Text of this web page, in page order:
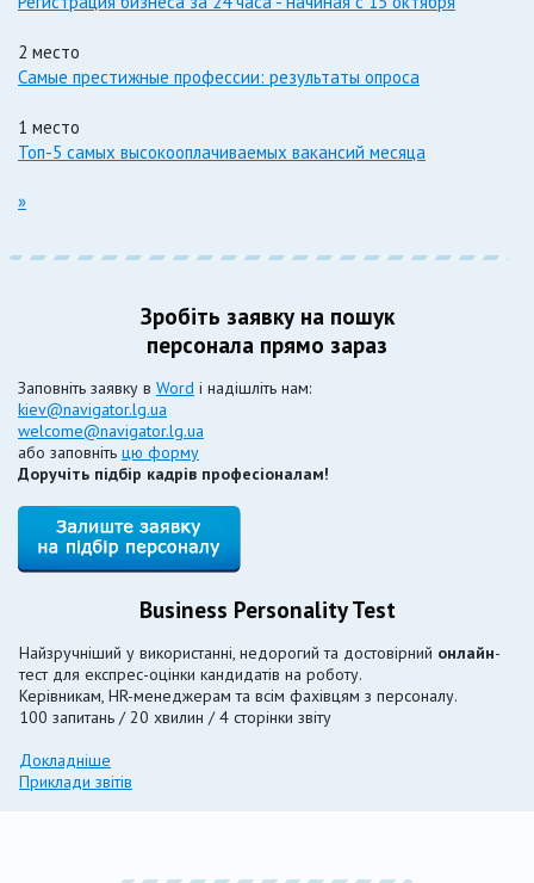
2 место
Самые престижные профессии: результаты опроса
1 место
Топ-5 самых высокооплачиваемых вакансий месяца
»
Зробіть заявку на пошук
персонала прямо зараз
Заповніть заявку в Word і надішліть нам:
kiev@navigator.lg.ua
welcome@navigator.lg.ua
або заповніть цю форму
Доручіть підбір кадрів професіоналам!
Business Personality Test
Найзручніший у використанні, недорогий та достовірний онлайн-
тест для експрес-оцінки кандидатів на роботу.
Керівникам, HR-менеджерам та всім фахівцям з персоналу.
100 запитань / 20 хвилин / 4 сторінки звіту
Докладніше
Приклади звітів